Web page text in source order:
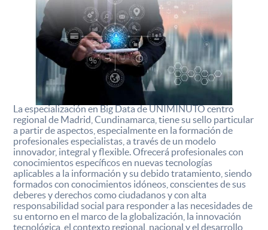
La especialización en Big Data de UNIMINUTO centro
regional de Madrid, Cundinamarca, tiene su sello particular
a partir de aspectos, especialmente en la formación de
profesionales especialistas, a través de un modelo
innovador, integral y flexible. Ofrecerá profesionales con
conocimientos específicos en nuevas tecnologías
aplicables a la información y su debido tratamiento, siendo
formados con conocimientos idóneos, conscientes de sus
deberes y derechos como ciudadanos y con alta
responsabilidad social para responder a las necesidades de
su entorno en el marco de la globalización, la innovación
tecnológica, el contexto regional, nacional y el desarrollo